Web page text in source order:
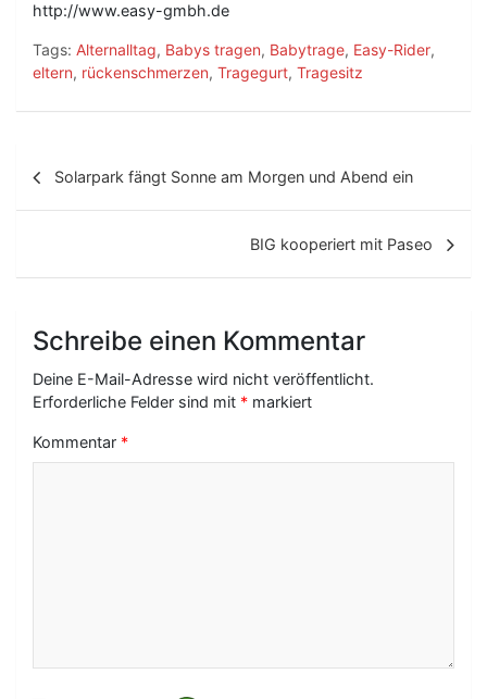
http://www.easy-gmbh.de
Tags: Alternalltag, Babys tragen, Babytrage, Easy-Rider,
eltern, rückenschmerzen, Tragegurt, Tragesitz
t
a
g
a
Solarpark fängt Sonne am Morgen und Abend ein
BIG kooperiert mit Paseo
Schreibe einen Kommentar
Deine E-Mail-Adresse wird nicht veröffentlicht.
Erforderliche Felder sind mit * markiert
Kommentar *